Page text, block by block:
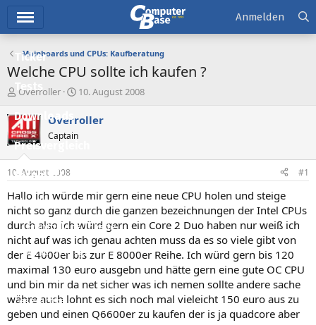
Ticker
Tests
Downloads
Preisvergleich
Forum
Aktuelles
Empfohlene Inhalte
Neue Beiträge
Neueste Aktivitäten
Leserartikel
Anmelden
Mainboards und CPUs: Kaufberatung
Welche CPU sollte ich kaufen ?
E
s
t
e
e
r
Overroller
E
s
e
t
a
m
10. August 2008
Overroller
Captain
10. August 2008 #1
Hallo ich würde mir gern eine neue CPU holen und steige
nicht so ganz durch die ganzen bezeichnungen der Intel CPUs
durch also ich würd gern ein Core 2 Duo haben nur weiß ich
nicht auf was ich genau achten muss da es so viele gibt von
der E 4000er bis zur E 8000er Reihe. Ich würd gern bis 120
maximal 130 euro ausgebn und hätte gern eine gute OC CPU
und bin mir da net sicher was ich nemen sollte andere sache
währe auch lohnt es sich noch mal vieleicht 150 euro aus zu
geben und einen Q6600er zu kaufen der is ja quadcore aber